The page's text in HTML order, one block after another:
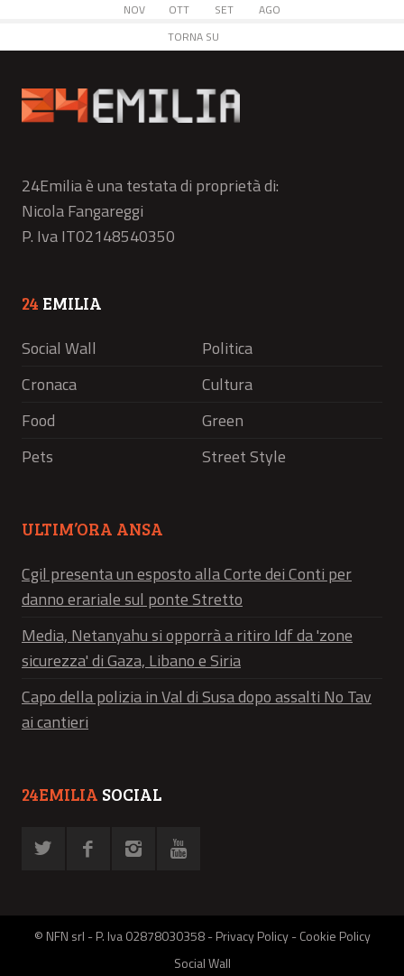
NOV OTT SET
AGO
TORNA SU
24Emilia è una testata di proprietà di:
Nicola Fangareggi
P. Iva IT02148540350
24 EMILIA
Social Wall
Politica
Cronaca
Cultura
Food
Green
Pets
Street Style
ULTIM’ORA ANSA
Cgil presenta un esposto alla Corte dei Conti per
danno erariale sul ponte Stretto
Media, Netanyahu si opporrà a ritiro Idf da 'zone
sicurezza' di Gaza, Libano e Siria
Capo della polizia in Val di Susa dopo assalti No Tav
ai cantieri
24EMILIA SOCIAL
© NFN srl - P. Iva 02878030358 -Privacy Policy-Cookie Policy
Social Wall